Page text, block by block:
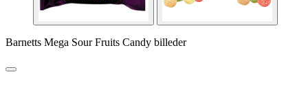
Barnetts Mega Sour Fruits Candy billeder